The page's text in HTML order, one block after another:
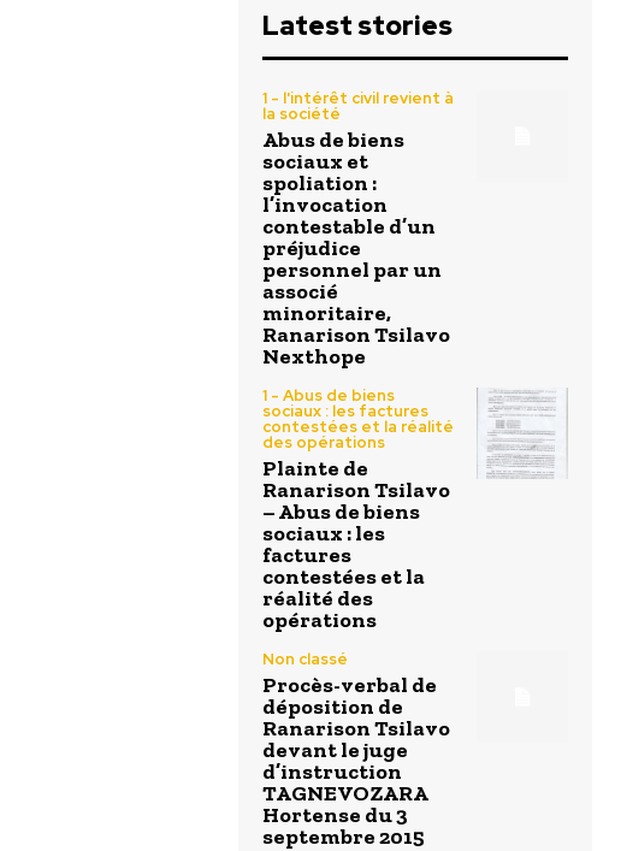
Latest stories
1 - l'intérêt civil revient à
la société
Abus de biens
sociaux et
spoliation :
l’invocation
contestable d’un
préjudice
personnel par un
associé
minoritaire,
Ranarison Tsilavo
Nexthope
1 - Abus de biens
sociaux : les factures
contestées et la réalité
des opérations
Plainte de
Ranarison Tsilavo
– Abus de biens
sociaux : les
factures
contestées et la
réalité des
opérations
Non classé
Procès-verbal de
déposition de
Ranarison Tsilavo
devant le juge
d’instruction
TAGNEVOZARA
Hortense du 3
septembre 2015